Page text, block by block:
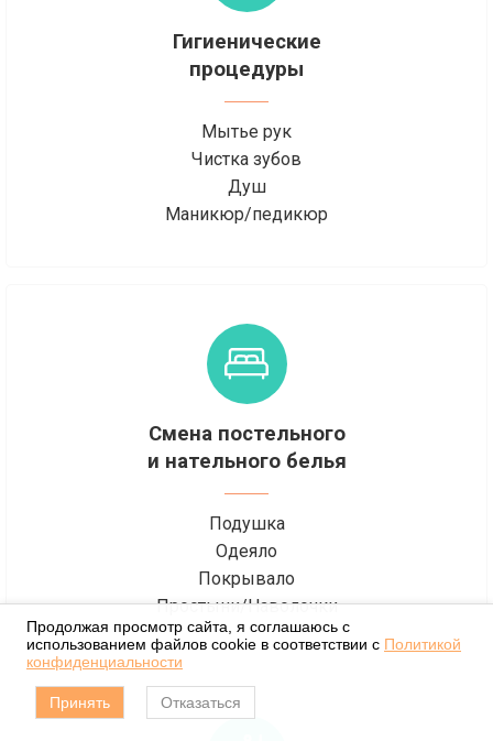
Гигиенические
процедуры
Мытье рук
Чистка зубов
Душ
Маникюр/педикюр
Смена постельного
и нательного белья
Подушка
Одеяло
Покрывало
Простыни/Наволочки
Продолжая просмотр сайта, я соглашаюсь с
использованием файлов cookie в соответствии с Политикой
конфиденциальности
Принять Отказаться